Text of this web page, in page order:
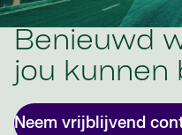
Benieuwd
jou kunnen
Neem vrijblijvend